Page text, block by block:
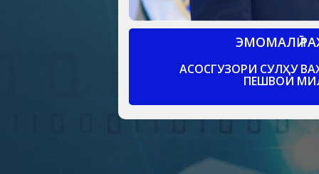
ЭМОМАЛӢ
АСОСГУЗОРИ СУЛҲУ
ПЕШВОИ